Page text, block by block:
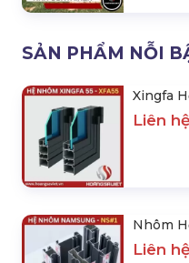
SẢN PHẨM NỖI
Xingfa
Liên hệ
Nhôm
Liên hệ